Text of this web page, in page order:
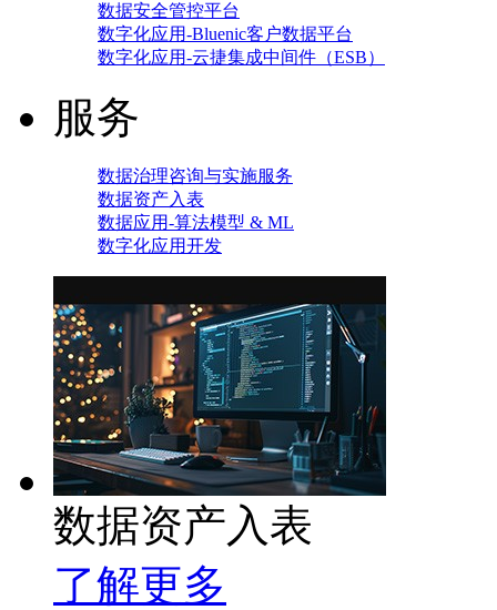
数据安全管控平台
数字化应用-Bluenic客户数据平台
数字化应用-云捷集成中间件（ESB）
服务
数据治理咨询与实施服务
数据资产入表
数据应用-算法模型 & ML
数字化应用开发
数据资产入表
了解更多